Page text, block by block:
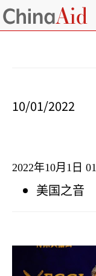
10/01/2022
2022年10月 1 日
美国之音